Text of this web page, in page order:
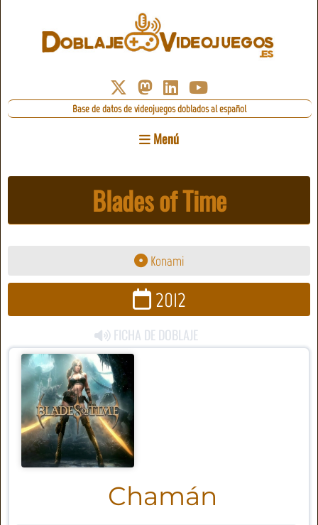
Base de datos de videojuegos doblados al español
Menú
Blades of Time
Konami
2012
FICHA DE DOBLAJE
Chamán